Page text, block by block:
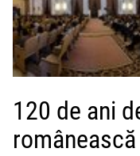
120 de ani